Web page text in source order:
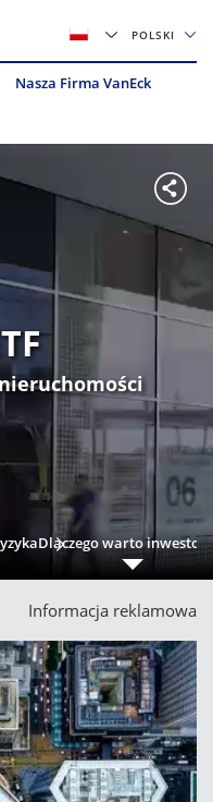
POLSKI
Nasza Firma VanEck
Dlaczego warto
Informacja reklamowa